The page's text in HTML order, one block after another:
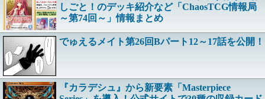
しごと！のデッキ紹介など「ChaosTCG情報局
～第74回～」情報まとめ
でゅえるメイト第26回Bパート12～17話を公開！
『カラデシュ』から新要素「Masterpiece